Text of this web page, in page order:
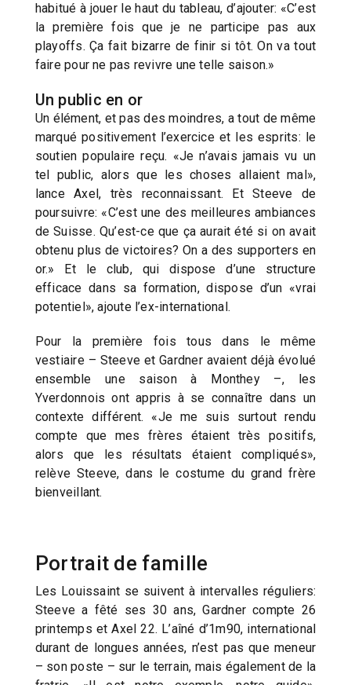
habitué à jouer le haut du tableau, d’ajouter: «C’est
la première fois que je ne participe pas aux
playoffs. Ça fait bizarre de finir si tôt. On va tout
faire pour ne pas revivre une telle saison.»
Un public en or
Un élément, et pas des moindres, a tout de même
marqué positivement l’exercice et les esprits: le
soutien populaire reçu. «Je n’avais jamais vu un
tel public, alors que les choses allaient mal»,
lance Axel, très reconnaissant. Et Steeve de
poursuivre: «C’est une des meilleures ambiances
de Suisse. Qu’est-ce que ça aurait été si on avait
obtenu plus de victoires? On a des supporters en
or.» Et le club, qui dispose d’une structure
efficace dans sa formation, dispose d’un «vrai
potentiel», ajoute l’ex-international.
Pour la première fois tous dans le même
vestiaire – Steeve et Gardner avaient déjà évolué
ensemble une saison à Monthey –, les
Yverdonnois ont appris à se connaître dans un
contexte différent. «Je me suis surtout rendu
compte que mes frères étaient très positifs,
alors que les résultats étaient compliqués»,
relève Steeve, dans le costume du grand frère
bienveillant.
Portrait de famille
Les Louissaint se suivent à intervalles réguliers:
Steeve a fêté ses 30 ans, Gardner compte 26
printemps et Axel 22. L’aîné d’1m90, international
durant de longues années, n’est pas que meneur
– son poste – sur le terrain, mais également de la